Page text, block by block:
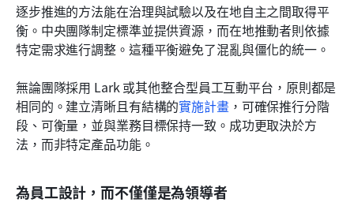
逐步推進的方法能在治理與試驗以及在地自主之間取得平
衡。中央團隊制定標準並提供資源，而在地推動者則依據
特定需求進行調整。這種平衡避免了混亂與僵化的統一。
無論團隊採用 Lark 或其他整合型員工互動平台，原則都是
相同的。建立清晰且有結構的實施計畫，可確保推行分階
段、可衡量，並與業務目標保持一致。成功更取決於方
法，而非特定產品功能。
為員工設計，而不僅僅是為領導者